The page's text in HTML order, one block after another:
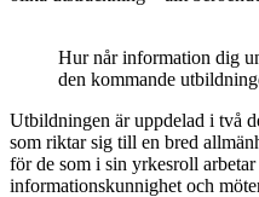
Hur når information dig
den kommande
Utbildningen är uppdelad i två
som riktar sig till en bred
för de som i sin yrkesroll
informationskunnighet och